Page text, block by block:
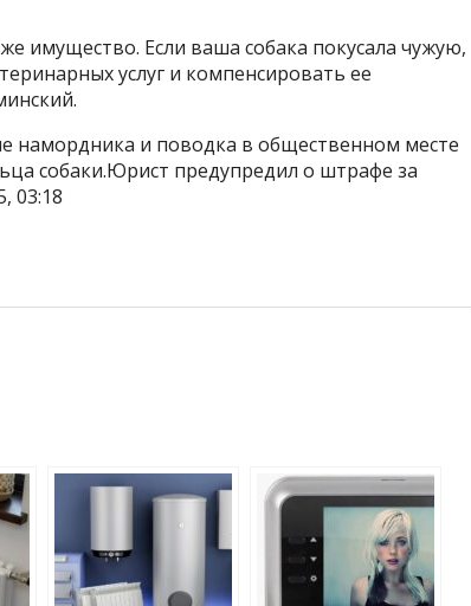
имущество. Если ваша собака покусала чужую,
услуг и компенсировать ее
намордника и поводка в общественном месте
собаки.Юрист предупредил о штрафе за
03:18